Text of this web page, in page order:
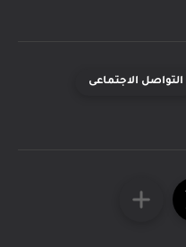
التواصل الاجتماعى